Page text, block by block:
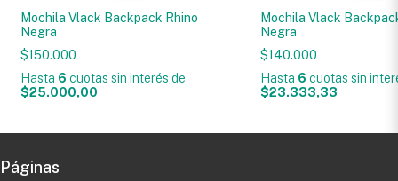
Mochila Vlack Backpack Rhino
Negra
$150.000
Hasta 6 cuotas sin interés de
$25.000,00
Mochila Vlack
Negra
$140.000
Hasta 6 cuotas sin
$23.333,33
Páginas